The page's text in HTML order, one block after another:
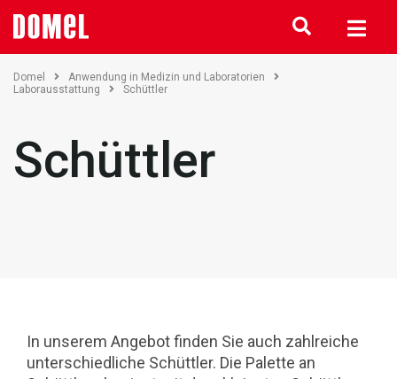
Domel
Anwendung in Medizin und Laboratorien
Laborausstattung
Schüttler
Schüttler
In unserem Angebot finden Sie auch zahlreiche
unterschiedliche Schüttler. Die Palette an